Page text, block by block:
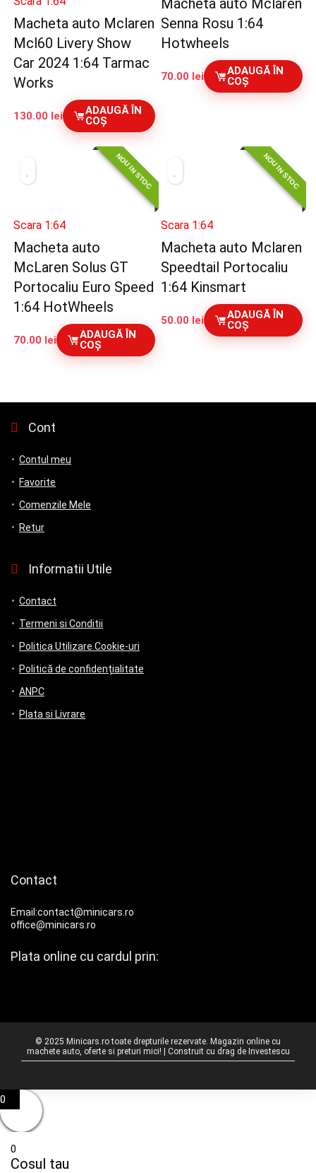
Macheta auto Mclaren
Mcl60 Livery Show
Car 2024 1:64 Tarmac
Works
130.00 lei
ADAUGĂ ÎN
COȘ
Macheta auto Mclaren
Senna Rosu 1:64
Hotwheels
70.00 lei
ADAUGĂ ÎN
COȘ
NOU IN STOC
Scara 1:64
Macheta auto
McLaren Solus GT
Portocaliu Euro Speed
1:64 HotWheels
70.00 lei
ADAUGĂ ÎN
COȘ
NOU IN STOC
Scara 1:64
Macheta auto Mclaren
Speedtail Portocaliu
1:64 Kinsmart
50.00 lei
ADAUGĂ ÎN
COȘ
Cont
Contul meu
Favorite
Comenzile Mele
Retur
Informatii Utile
Contact
Termeni si Conditii
Politica Utilizare Cookie-uri
Politică de confidențialitate
ANPC
Plata si Livrare
Contact
Email:contact@minicars.ro
office@minicars.ro
Plata online cu cardul prin:
© 2025 Minicars.ro toate drepturile rezervate. Magazin online cu
machete auto, oferte si preturi mici! | Construit cu drag de Investescu
0
0
Cosul tau